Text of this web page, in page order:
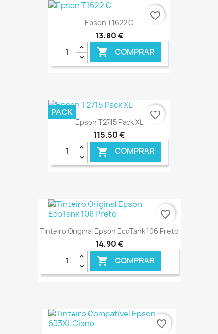
Epson T1622 C
13,80 €
 COMPRAR
€ ONLINE
favorite_border
Epson T2715 Pack XL
115,50 €
 COMPRAR
€ ONLINE
PACK favorite_border
Tinteiro Original Epson EcoTank 106 Preto
14,90 €
 COMPRAR
favorite_border
favorite_border